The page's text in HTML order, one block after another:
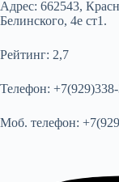
Адрес: 662543,
Белинского, 4е ст1.
Рейтинг: 2,7
Телефон:
Моб. телефон: